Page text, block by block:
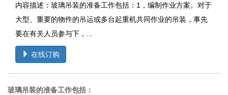
内容描述：玻璃吊装的准备工作包括：1，编制作业方案。对于
大型、重要的物件的吊运或多台起重机共同作业的吊装，事先
要在有关人员参与下，...
在线订购
玻璃吊装的准备工作包括：